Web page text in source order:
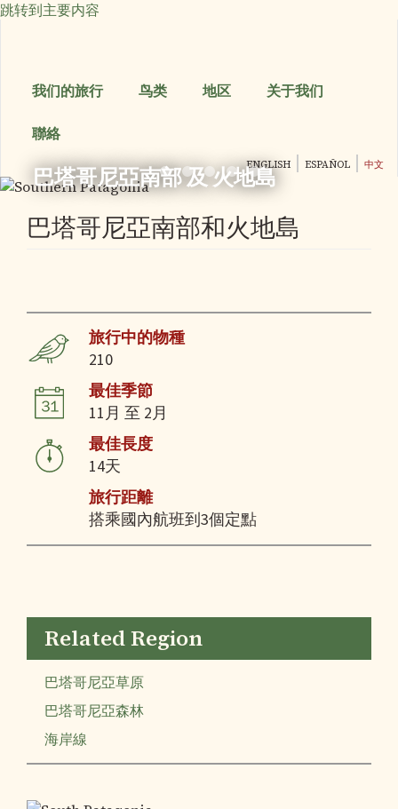
跳转到主要内容
我们的旅行 鸟类 地区 关于我们
聯絡
ENGLISH ESPAÑOL 中文
巴塔哥尼亞南部 及 火地島
巴塔哥尼亞南部和火地島
旅行中的物種
210
最佳季節
11月 至 2月
最佳長度
14天
旅行距離
搭乘國內航班到3個定點
Related Region
巴塔哥尼亞草原
巴塔哥尼亞森林
海岸線